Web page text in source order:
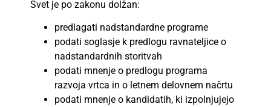
Svet je po zakonu dolžan:
predlagati nadstandardne programe
podati soglasje k predlogu ravnateljice o
nadstandardnih storitvah
podati mnenje o predlogu programa
razvoja vrtca in o letnem delovnem načrtu
podati mnenje o kandidatih, ki izpolnjujejo